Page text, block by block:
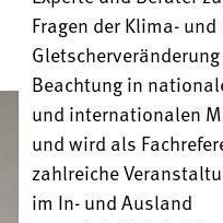
Fragen der Klima- und
Gletscher­veränderung
Beachtung in
und internationalen
und wird als
zahlreiche
im In- und Ausland